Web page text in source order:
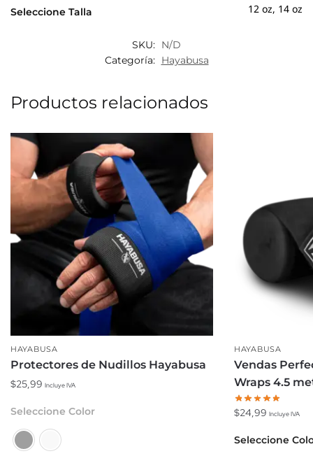
Seleccione Talla 12 oz, 14 oz
SKU: N/D
Categoría: Hayabusa
Productos relacionados
HAYABUSA
Protectores de Nudillos Hayabusa
$25,99 Incluye IVA
Este
tiene
Seleccione Color
HAYABUSA
Vendas
Wraps 4.5
$24,99 Incluye IVA
Este
Seleccione